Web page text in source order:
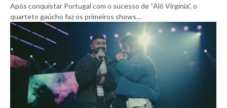
Após conquistar Portugal com o sucesso de “Alô Virgínia”, o
quarteto gaúcho faz os primeiros shows...